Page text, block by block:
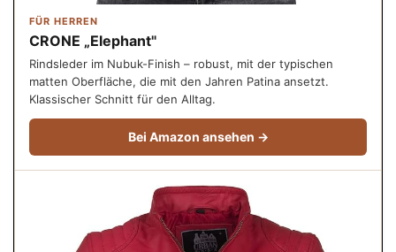
FÜR HERREN
CRONE „Elephant"
Rindsleder im Nubuk-Finish – robust, mit der typischen
matten Oberfläche, die mit den Jahren Patina ansetzt.
Klassischer Schnitt für den Alltag.
Bei Amazon ansehen →